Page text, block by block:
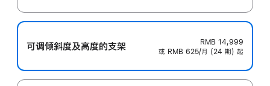
可调倾斜度及高‍度的支‍架
RMB 14,999
或 RMB 625/月 (24 期) 起